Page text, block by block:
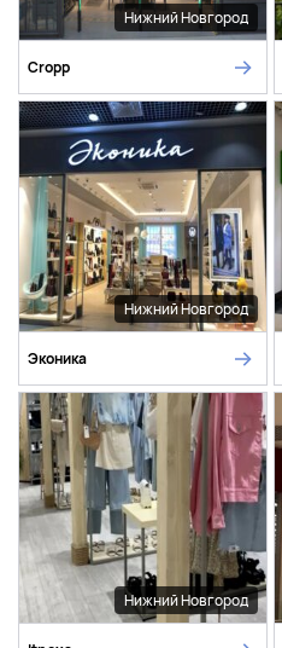
Нижний Новгород
Cropp
Нижний Новгород
Эконика
Нижний Новгород